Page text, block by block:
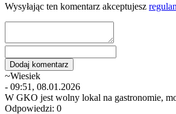
Wysyłając ten komentarz akceptujesz
~Wiesiek
- 09:51, 08.01.2026
W GKO jest wolny lokal na gastronomie,
Odpowiedzi: 0